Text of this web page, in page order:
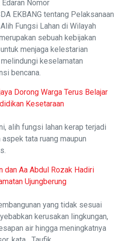
Edaran Nomor
EKBANG tentang Pelaksanaan
Fungsi Lahan di Wilayah
sebuah kebijakan
menjaga kelestarian
keselamatan
bencana.
Dorong Warga Terus Belajar
Kesetaraan
alih fungsi lahan kerap terjadi
tata ruang maupun
dan Aa Abdul Rozak Hadiri
Ujungberung
yang tidak sesuai
kerusakan lingkungan,
air hingga meningkatnya